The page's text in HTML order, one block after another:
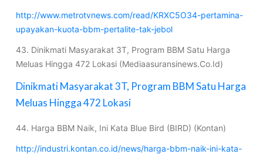
http://www.metrotvnews.com/read/KRXC5O34-pertamina-
upayakan-kuota-bbm-pertalite-tak-jebol
43. Dinikmati Masyarakat 3T, Program BBM Satu Harga
Meluas Hingga 472 Lokasi (Mediaasuransinews.Co.Id)
Dinikmati Masyarakat 3T, Program BBM Satu Harga
Meluas Hingga 472 Lokasi
44. Harga BBM Naik, Ini Kata Blue Bird (BIRD) (Kontan)
http://industri.kontan.co.id/news/harga-bbm-naik-ini-kata-